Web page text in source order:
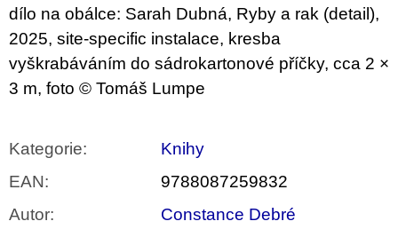
dílo na obálce: Sarah Dubná, Ryby a rak (detail),
2025, site-specific instalace, kresba
vyškrabáváním do sádrokartonové příčky, cca 2 ×
3 m, foto © Tomáš Lumpe
Kategorie:
Knihy
EAN:
9788087259832
Autor:
Constance Debré